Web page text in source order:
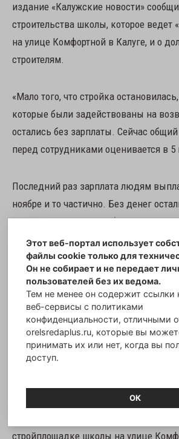
издание «Калужские новости»
строительства школы, которое ведет
на улице Комфортной в Калуге, и о
строителям.
«Мало того, что стройка
которые были задействованы на
остались без зарплаты. Сейчас
перед сотрудниками оценивается в 5
Последний раз зарплата людям
ноябре и то частично. Без денег
человек. Сейчас они в большинстве
компании из-за окончания срочного
Генподрядчиком строительства
«Ирмаст-холдинг». Рабочие со
обращались к руководству по
заработной платы. Внятных ответов,
выплачены деньги, получить не
пострадали не только строители, но и
стройплощадке школы на улице
Этот веб-портал использует
файлы cookie только для
Он не собирает и не передает
пользователей без их ведома.
Тем не менее он содержит ссылки
веб-сервисы с политиками
конфиденциальности, отличными
orelsredaplus.ru, которые вы
принимать их или нет, когда вы
доступ.
ОК